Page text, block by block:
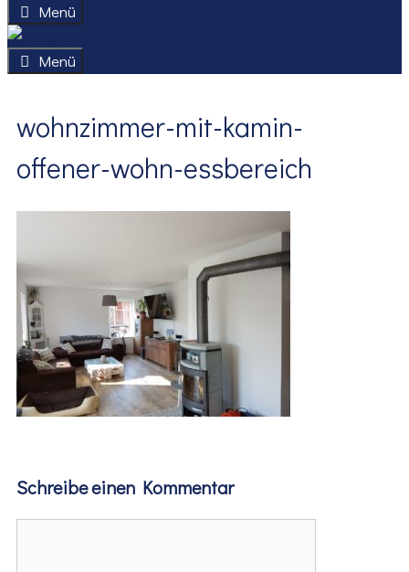
Menü
Menü
wohnzimmer-mit-kamin-
offener-wohn-essbereich
Schreibe einen Kommentar